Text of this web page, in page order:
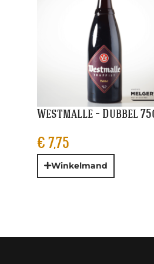
Westmalle – Dubbel
€ 7,75
Winkelmand